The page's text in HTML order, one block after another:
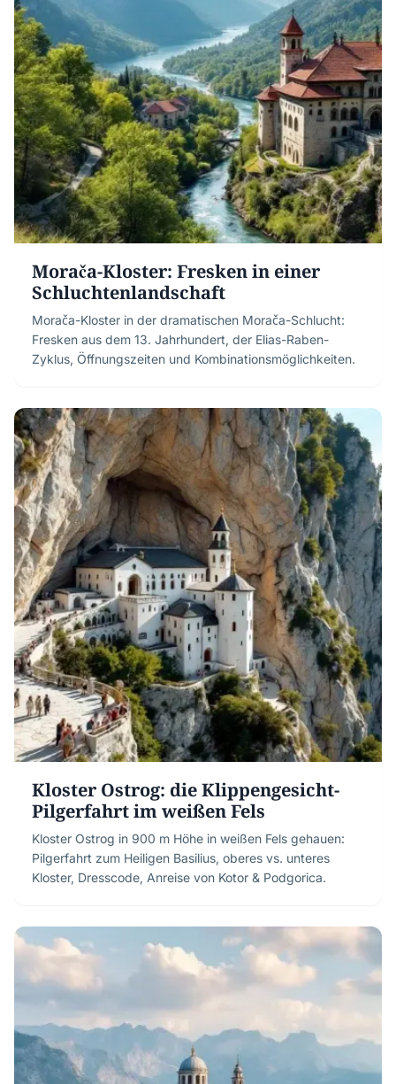
Morača-Kloster: Fresken in einer
Schluchtenlandschaft
Morača-Kloster in der dramatischen Morača-Schlucht:
Fresken aus dem 13. Jahrhundert, der Elias-Raben-
Zyklus, Öffnungszeiten und Kombinationsmöglichkeiten.
Kloster Ostrog: die Klippengesicht-
Pilgerfahrt im weißen Fels
Kloster Ostrog in 900 m Höhe in weißen Fels gehauen:
Pilgerfahrt zum Heiligen Basilius, oberes vs. unteres
Kloster, Dresscode, Anreise von Kotor & Podgorica.